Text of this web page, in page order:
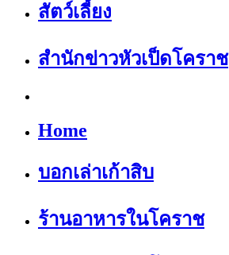
สัตว์เลี้ยง
สำนักข่าวหัวเป็ดโคราช
Home
บอกเล่าเก้าสิบ
ร้านอาหารในโคราช